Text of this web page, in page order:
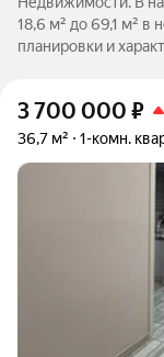
18,6 м² до 69,1 м² в
планировки и
3 700 000 ₽
36,7 м² 1-комн.